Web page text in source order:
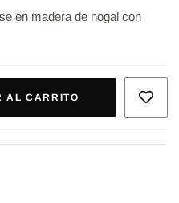
en madera de nogal con
AL CARRITO